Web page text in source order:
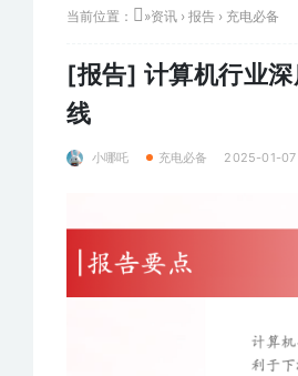
当前位置： »资讯 › 报告 › 充电必备
[报告] 计算机行业
线
小哪吒 充电必备 2025-01-07